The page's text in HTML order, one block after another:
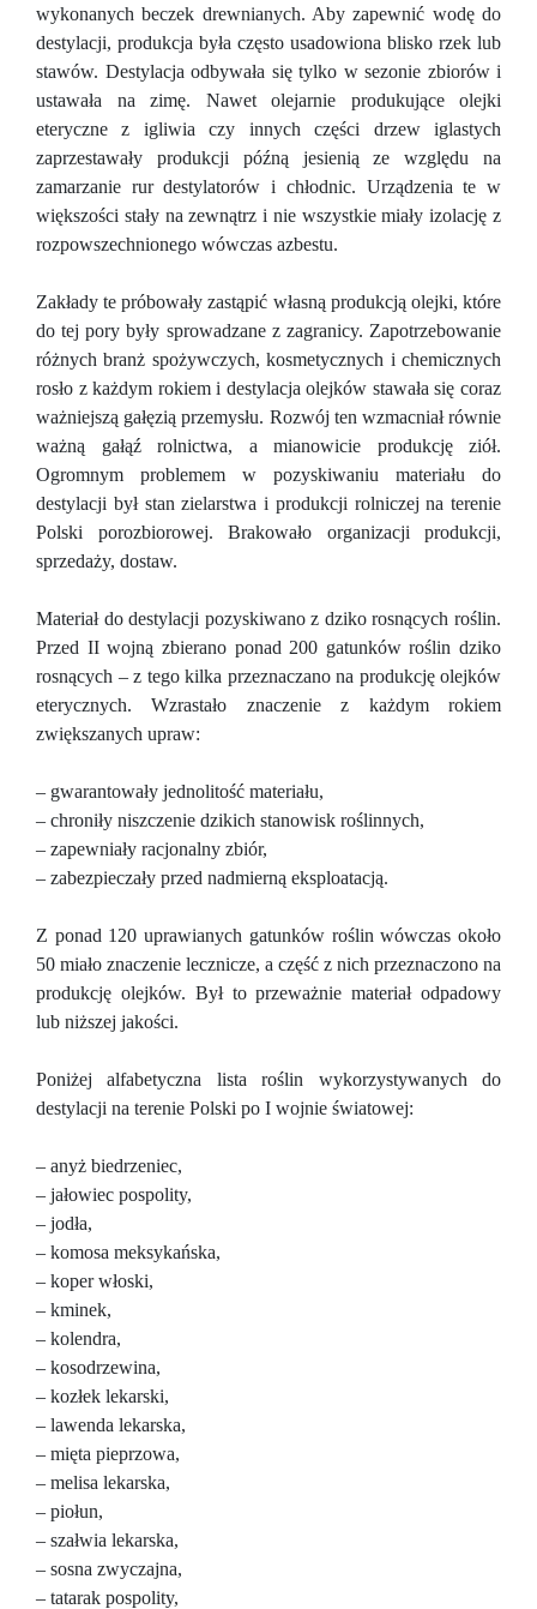
wykonanych beczek drewnianych. Aby zapewnić wodę do
destylacji, produkcja była często usadowiona blisko rzek lub
stawów. Destylacja odbywała się tylko w sezonie zbiorów i
ustawała na zimę. Nawet olejarnie produkujące olejki
eteryczne z igliwia czy innych części drzew iglastych
zaprzestawały produkcji późną jesienią ze względu na
zamarzanie rur destylatorów i chłodnic. Urządzenia te w
większości stały na zewnątrz i nie wszystkie miały izolację z
rozpowszechnionego wówczas azbestu.
Zakłady te próbowały zastąpić własną produkcją olejki, które
do tej pory były sprowadzane z zagranicy. Zapotrzebowanie
różnych branż spożywczych, kosmetycznych i chemicznych
rosło z każdym rokiem i destylacja olejków stawała się coraz
ważniejszą gałęzią przemysłu. Rozwój ten wzmacniał równie
ważną gałąź rolnictwa, a mianowicie produkcję ziół.
Ogromnym problemem w pozyskiwaniu materiału do
destylacji był stan zielarstwa i produkcji rolniczej na terenie
Polski porozbiorowej. Brakowało organizacji produkcji,
sprzedaży, dostaw.
Materiał do destylacji pozyskiwano z dziko rosnących roślin.
Przed II wojną zbierano ponad 200 gatunków roślin dziko
rosnących – z tego kilka przeznaczano na produkcję olejków
eterycznych. Wzrastało znaczenie z każdym rokiem
zwiększanych upraw:
– gwarantowały jednolitość materiału,
– chroniły niszczenie dzikich stanowisk roślinnych,
– zapewniały racjonalny zbiór,
– zabezpieczały przed nadmierną eksploatacją.
Z ponad 120 uprawianych gatunków roślin wówczas około
50 miało znaczenie lecznicze, a część z nich przeznaczono na
produkcję olejków. Był to przeważnie materiał odpadowy
lub niższej jakości.
Poniżej alfabetyczna lista roślin wykorzystywanych do
destylacji na terenie Polski po I wojnie światowej:
– anyż biedrzeniec,
– jałowiec pospolity,
– jodła,
– komosa meksykańska,
– koper włoski,
– kminek,
– kolendra,
– kosodrzewina,
– kozłek lekarski,
– lawenda lekarska,
– mięta pieprzowa,
– melisa lekarska,
– piołun,
– szałwia lekarska,
– sosna zwyczajna,
– tatarak pospolity,